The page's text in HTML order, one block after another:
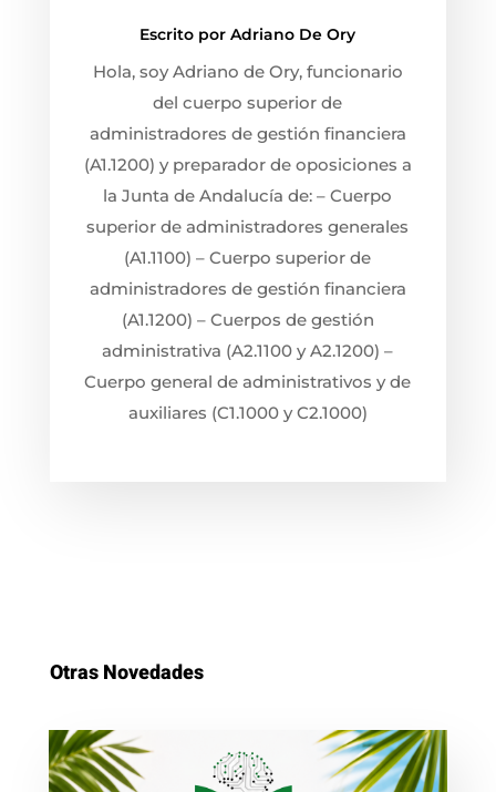
Escrito porAdriano De Ory
Hola, soy Adriano de Ory, funcionario
del cuerpo superior de
administradores de gestión financiera
(A1.1200) y preparador de oposiciones a
la Junta de Andalucía de: – Cuerpo
superior de administradores generales
(A1.1100) – Cuerpo superior de
administradores de gestión financiera
(A1.1200) – Cuerpos de gestión
administrativa (A2.1100 y A2.1200) –
Cuerpo general de administrativos y de
auxiliares (C1.1000 y C2.1000)
Otras Novedades